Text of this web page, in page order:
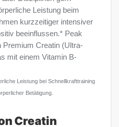
Leistung beim
kurzzeitiger intensiver
beeinflussen.* Peak
Premium Creatin (Ultra-
mit einem Vitamin B-
Leistung bei Schnellkrafttraining
Betätigung.
Creatin